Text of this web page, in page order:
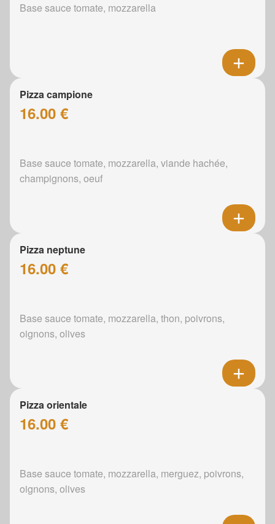
Base sauce tomate, mozzarella
Pizza campione
16.00 €
Base sauce tomate, mozzarella, viande hachée,
champignons, oeuf
Pizza neptune
16.00 €
Base sauce tomate, mozzarella, thon, poivrons,
oignons, olives
Pizza orientale
16.00 €
Base sauce tomate, mozzarella, merguez, poivrons,
oignons, olives